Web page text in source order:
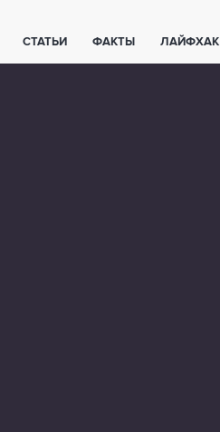
СТАТЬИ ФАКТЫ ЛАЙФХАК